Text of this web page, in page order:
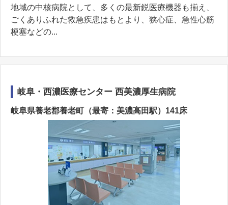
地域の中核病院として、多くの最新鋭医療機器も揃え、
ごくありふれた救急疾患はもとより、狭心症、急性心筋
梗塞などの...
岐阜・西濃医療センター 西美濃厚生病院
岐阜県養老郡養老町（最寄：美濃高田駅）141床